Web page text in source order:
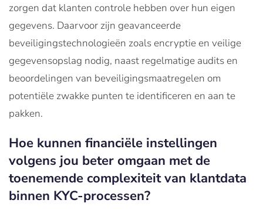
zorgen dat klanten controle hebben over hun eigen
gegevens. Daarvoor zijn geavanceerde
beveiligingstechnologieën zoals encryptie en veilige
gegevensopslag nodig, naast regelmatige audits en
beoordelingen van beveiligingsmaatregelen om
potentiële zwakke punten te identificeren en aan te
pakken.
Hoe kunnen financiële instellingen
volgens jou beter omgaan met de
toenemende complexiteit van klantdata
binnen KYC-processen?